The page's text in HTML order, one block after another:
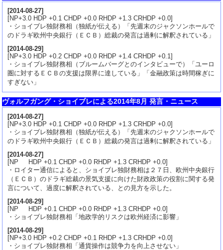
[2014-08-27]
[NP+3.0 HDP +0.1 CHDP +0.0 RHDP +1.3 CRHDP +0.0]
・ショイブレ独財務相（独紙が伝える）「先週末のジャクソンホールで
のドラギ欧州中央銀行（ＥＣＢ）総裁の発言は過剰に解釈されている」
[2014-08-29]
[NP+3.0 HDP +0.2 CHDP +0.0 RHDP +1.4 CRHDP +0.1]
・ショイブレ独財務相（ブルームバーグとのインタビューで）「ユーロ
圏に対するＥＣＢの支援は限界に達している」「金融政策は時間稼ぎに
すぎない」
ヴォルフガング・ショイブレによる2014年8月 発言・ニュース
[2014-08-27]
[NP+3.0 HDP +0.1 CHDP +0.0 RHDP +1.3 CRHDP +0.0]
・ショイブレ独財務相（独紙が伝える）「先週末のジャクソンホールで
のドラギ欧州中央銀行（ＥＣＢ）総裁の発言は過剰に解釈されている」
[2014-08-27]
[NP HDP +0.1 CHDP +0.0 RHDP +1.3 CRHDP +0.0]
・ロイター通信によると、ショイブレ独財務相は２７日、欧州中央銀行
（ＥＣＢ）のドラギ総裁の景気支援に向けた財政政策の役割に関する発
言について、過度に解釈されている、との見方を示した。
[2014-08-29]
[NP HDP +0.1 CHDP +0.0 RHDP +1.3 CRHDP +0.0]
・ショイブレ独財務相「地政学的リスクは欧州経済に影響」
[2014-08-29]
[NP+3.0 HDP +0.2 CHDP +0.1 RHDP +1.3 CRHDP +0.0]
・ショイブレ独財務相「通貨操作は競争力を向上させない」